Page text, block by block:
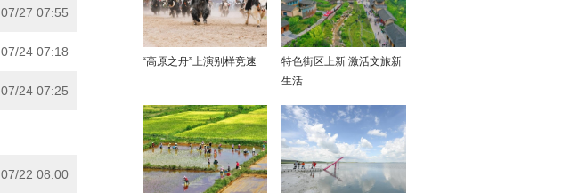
07/27 07:55
07/24 07:18
07/24 07:25
07/22 08:00